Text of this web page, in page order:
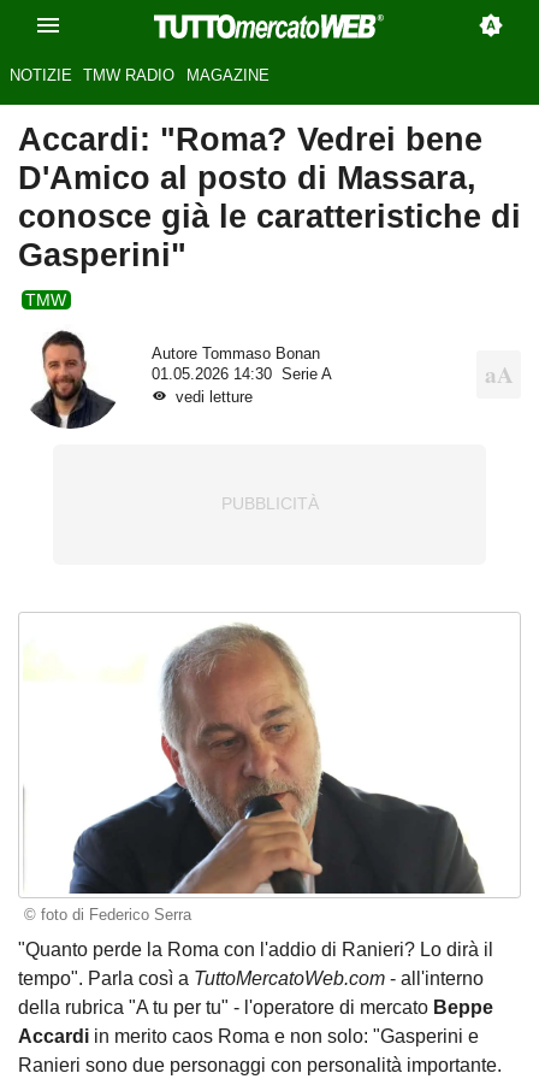
NOTIZIE TMW RADIO MAGAZINE
Accardi: "Roma? Vedrei bene
D'Amico al posto di Massara,
conosce già le caratteristiche di
Gasperini"
TMW
Autore
Tommaso Bonan
01.05.2026 14:30
Serie A
vedi letture
© foto di Federico Serra
"Quanto perde la Roma con l'addio di Ranieri? Lo dirà il
tempo". Parla così a TuttoMercatoWeb.com - all'interno
della rubrica "A tu per tu" - l'operatore di mercato Beppe
Accardi in merito caos Roma e non solo: "Gasperini e
Ranieri sono due personaggi con personalità importante.